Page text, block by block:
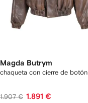
Magda Butrym
chaqueta con cierre de botón
1.907 € 1.891 €